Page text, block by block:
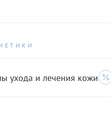
ухода и лечения кожи